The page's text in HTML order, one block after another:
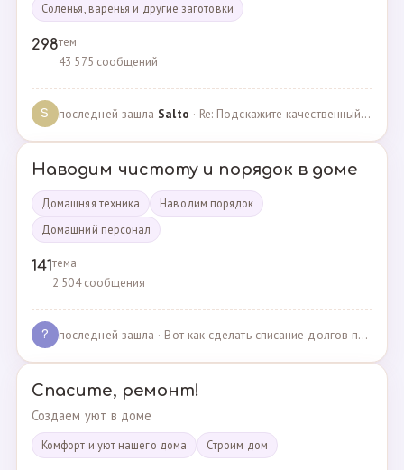
Соленья, варенья и другие заготовки
298тем
43 575 сообщений
S последней зашла Salto · Re: Подскажите качественный и крепкий капсульный ко… · 01.09.2024
Наводим чистоту и порядок в доме
Домашняя техника
Наводим порядок
Домашний персонал
141тема
2 504 сообщения
? последней зашла · Вот как сделать списание долгов по жкх? · 02.05.2025
Спасите, ремонт!
Создаем уют в доме
Комфорт и уют нашего дома Cтроим дом